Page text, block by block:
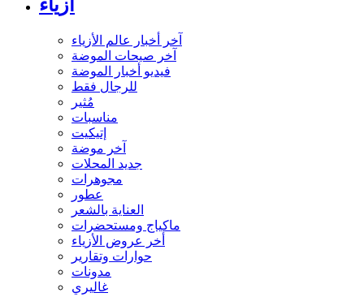
أزياء
آخر أخبار عالم الأزياء
آخر صيحات الموضة
فيديو أخبار الموضة
للرجال فقط
مُثير
مناسبات
إتيكيت
آخر موضة
جديد المحلات
مجوهرات
عطور
العناية بالشعر
ماكياج ومستحضرات
أخر عروض الأزياء
حوارات وتقارير
مدونات
غاليري